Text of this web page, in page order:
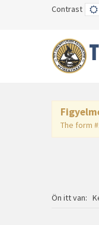
Contrast
The form
Ön itt van: